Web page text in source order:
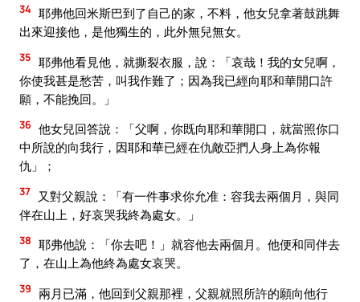
34 耶弗他回米斯巴到了自己的家，不料，他女兒拿著鼓跳舞
出來迎接他，是他獨生的，此外無兒無女。
35 耶弗他看見他，就撕裂衣服，說：「哀哉！我的女兒啊，
你使我甚是愁苦，叫我作難了；因為我已經向耶和華開口許
願，不能挽回。」
36 他女兒回答說：「父啊，你既向耶和華開口，就當照你口
中所說的向我行，因耶和華已經在仇敵亞捫人身上為你報
仇」；
37
又對父親說：「有一件事求你允准：容我去兩個月，與同
伴在山上，好哀哭我終為處女。」
38 耶弗他說：「你去吧！」就容他去兩個月。他便和同伴去
了，在山上為他終為處女哀哭。
39
兩月已滿，他回到父親那裡，父親就照所許的願向他行